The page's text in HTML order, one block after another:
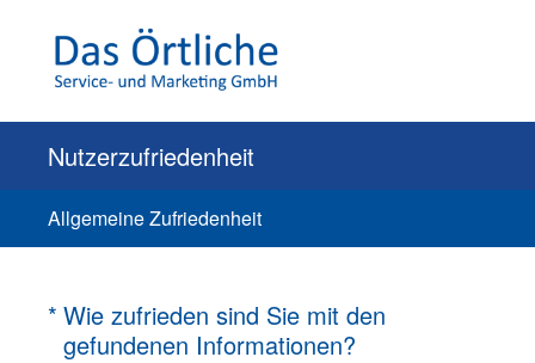
Nutzerzufriedenheit
Allgemeine Zufriedenheit
* Wie zufrieden sind Sie mit den
gefundenen Informationen?
(Erforderlich.)